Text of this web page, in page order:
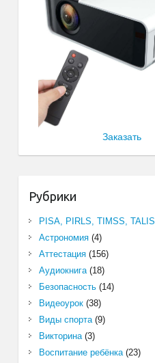
Заказать
Рубрики
PISA, PIRLS, TIMSS, TALIS
Астрономия(4)
Аттестация(156)
Аудиокнига(18)
Безопасность(14)
Видеоурок(38)
Виды спорта(9)
Викторина(3)
Воспитание ребёнка(23)